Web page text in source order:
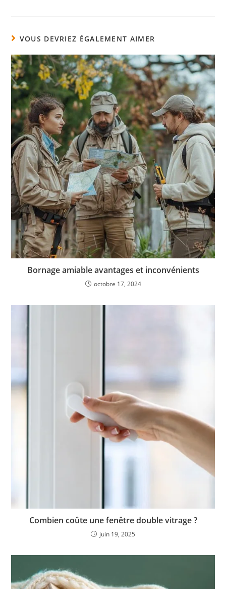
VOUS DEVRIEZ ÉGALEMENT AIMER
Bornage amiable avantages et inconvénients
octobre 17, 2024
Combien coûte une fenêtre double vitrage ?
juin 19, 2025